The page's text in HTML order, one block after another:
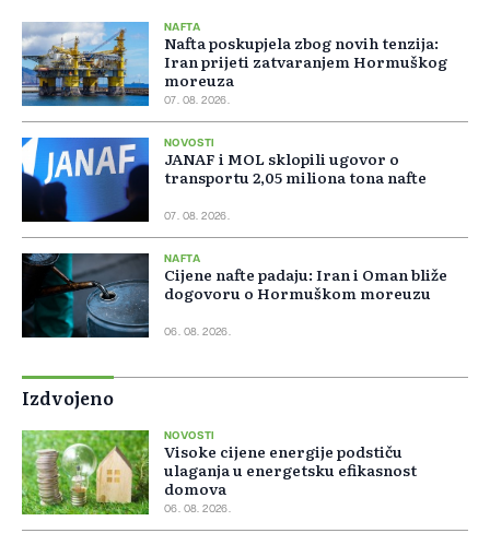
NAFTA
Nafta poskupjela zbog novih tenzija:
Iran prijeti zatvaranjem Hormuškog
moreuza
07. 08. 2026.
NOVOSTI
JANAF i MOL sklopili ugovor o
transportu 2,05 miliona tona nafte
07. 08. 2026.
NAFTA
Cijene nafte padaju: Iran i Oman bliže
dogovoru o Hormuškom moreuzu
06. 08. 2026.
Izdvojeno
NOVOSTI
Visoke cijene energije podstiču
ulaganja u energetsku efikasnost
domova
06. 08. 2026.